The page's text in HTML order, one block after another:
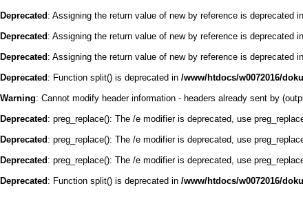
Deprecated : Assigning the return value of new by reference is deprecated in
Deprecated : Assigning the return value of new by reference is deprecated in
Deprecated : Assigning the return value of new by reference is deprecated in
Deprecated : Function split() is deprecated in /www/htdocs/w0072016/
Warning: Cannot modify header information - headers already sent by
Deprecated : preg_replace(): The /e modifier is deprecated, use
Deprecated : preg_replace(): The /e modifier is deprecated, use
Deprecated : preg_replace(): The /e modifier is deprecated, use
Deprecated : Function split() is deprecated in /www/htdocs/w0072016/